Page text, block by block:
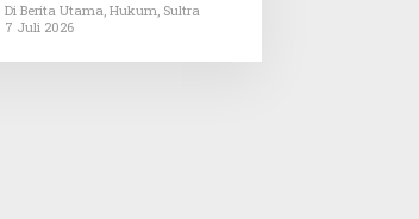
Sultra Gelar RDP
Di Berita Utama, Hukum, Sultra
7 Juli 2026